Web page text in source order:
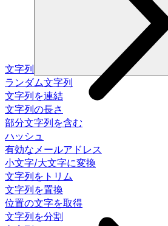
文字列
ランダム文字列
文字列を連結
文字列の長さ
部分文字列を含む
ハッシュ
有効なメールアドレス
小文字/大文字に変換
文字列をトリム
文字列を置換
位置の文字を取得
文字列を分割